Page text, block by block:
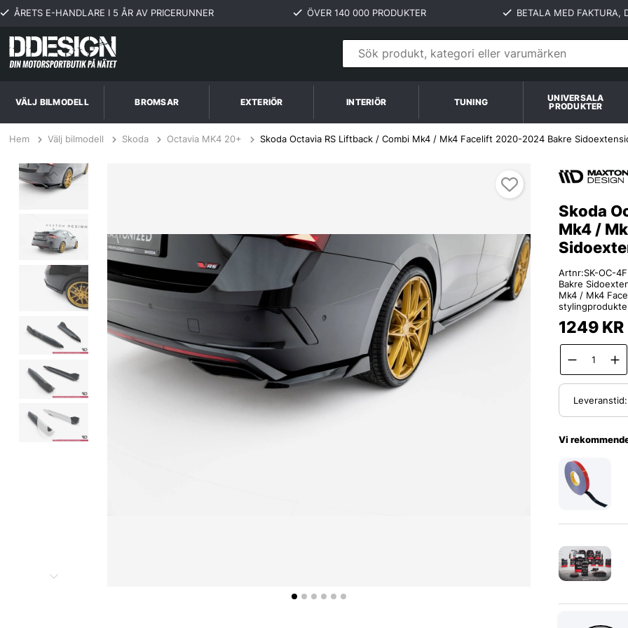
ÅRETS E-HANDLARE I 5 ÅR AV PRICERUNNER ÖVER 140 000 PRODUKTER BETALA MED FAKTURA,
VÄLJ BILMODELL BROMSAR EXTERIÖR INTERIÖR TUNING
UNIVERSALA
PRODUKTER
Hem Välj bilmodell Skoda Octavia MK4 20+ Skoda Octavia RS Liftback / Combi Mk4 / Mk4 Facelift 2020-2024 Bakre
Skoda Octavia RS Liftback / Combi Mk4 / Mk4 Facelift 2020-2024 Bakre Sidoextensions V.6 Maxton Design
Skoda
Mk4 /
Artnr:SK-OC-
Bakre
Mk4 / Mk4
1249 KR
Vi